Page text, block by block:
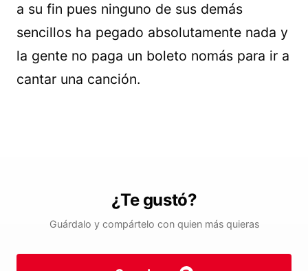
a su fin pues ninguno de sus demás
sencillos ha pegado absolutamente nada y
la gente no paga un boleto nomás para ir a
cantar una canción.
¿Te gustó?
Guárdalo y compártelo con quien más quieras